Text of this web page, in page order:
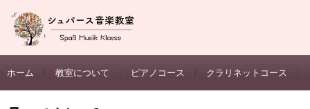
ホーム 教室について ピアノコース クラリネットコース